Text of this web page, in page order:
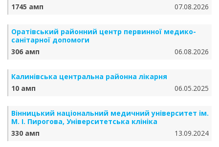
1745 амп
07.08.2026
Оратівський районний центр первинної медико-
санітарної допомоги
306 амп
06.08.2026
Калинівська центральна районна лікарня
10 амп
06.05.2025
Вінницький національний медичний університет ім.
М. І. Пирогова, Університетська клініка
330 амп
13.09.2024